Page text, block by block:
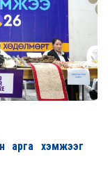
арга хэмжээг